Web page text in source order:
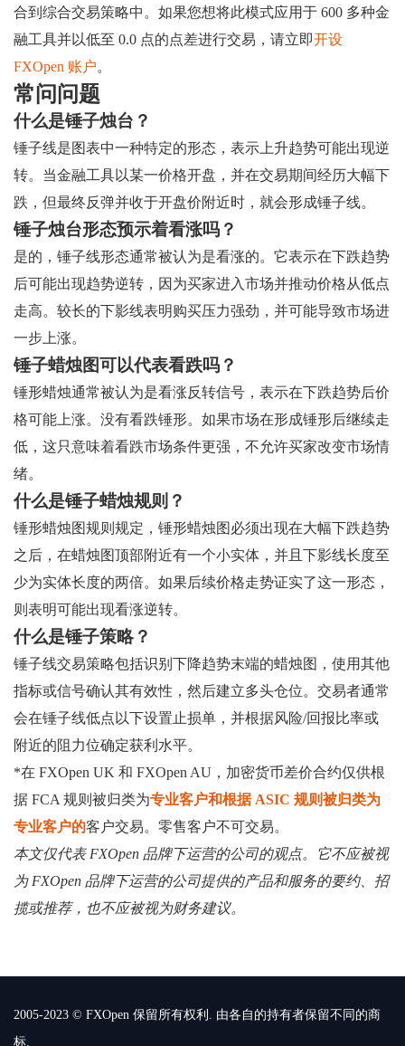
合到综合交易策略中。如果您想将此模式应用于 600 多种金
融工具并以低至 0.0 点的点差进行交易，请立即开设
FXOpen 账户。
常问问题
什么是锤子烛台？
锤子线是图表中一种特定的形态，表示上升趋势可能出现逆
转。当金融工具以某一价格开盘，并在交易期间经历大幅下
跌，但最终反弹并收于开盘价附近时，就会形成锤子线。
锤子烛台形态预示着看涨吗？
是的，锤子线形态通常被认为是看涨的。它表示在下跌趋势
后可能出现趋势逆转，因为买家进入市场并推动价格从低点
走高。较长的下影线表明购买压力强劲，并可能导致市场进
一步上涨。
锤子蜡烛图可以代表看跌吗？
锤形蜡烛通常被认为是看涨反转信号，表示在下跌趋势后价
格可能上涨。没有看跌锤形。如果市场在形成锤形后继续走
低，这只意味着看跌市场条件更强，不允许买家改变市场情
绪。
什么是锤子蜡烛规则？
锤形蜡烛图规则规定，锤形蜡烛图必须出现在大幅下跌趋势
之后，在蜡烛图顶部附近有一个小实体，并且下影线长度至
少为实体长度的两倍。如果后续价格走势证实了这一形态，
则表明可能出现看涨逆转。
什么是锤子策略？
锤子线交易策略包括识别下降趋势末端的蜡烛图，使用其他
指标或信号确认其有效性，然后建立多头仓位。交易者通常
会在锤子线低点以下设置止损单，并根据风险/回报比率或
附近的阻力位确定获利水平。
*在 FXOpen UK 和 FXOpen AU，加密货币差价合约仅供根
据 FCA 规则被归类为专业客户和根据 ASIC 规则被归类为
专业客户的客户交易。零售客户不可交易。
本文仅代表 FXOpen 品牌下运营的公司的观点。它不应被视
为 FXOpen 品牌下运营的公司提供的产品和服务的要约、招
揽或推荐，也不应被视为财务建议。
2005-2023 © FXOpen 保留所有权利. 由各自的持有者保留不同的商
标.